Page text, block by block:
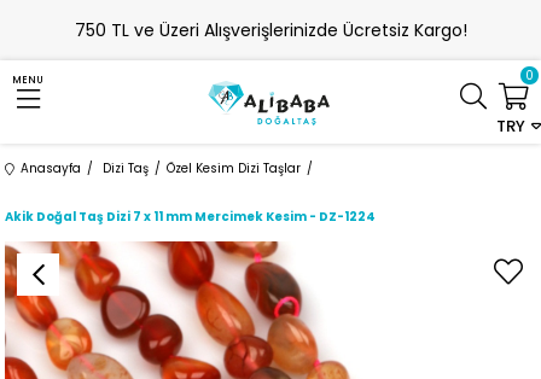
750 TL ve Üzeri Alışverişlerinizde Ücretsiz Kargo!
MENU
TRY
0
Anasayfa Dizi Taş Özel Kesim Dizi Taşlar
Akik Doğal Taş Dizi 7 x 11 mm Mercimek Kesim - DZ-1224